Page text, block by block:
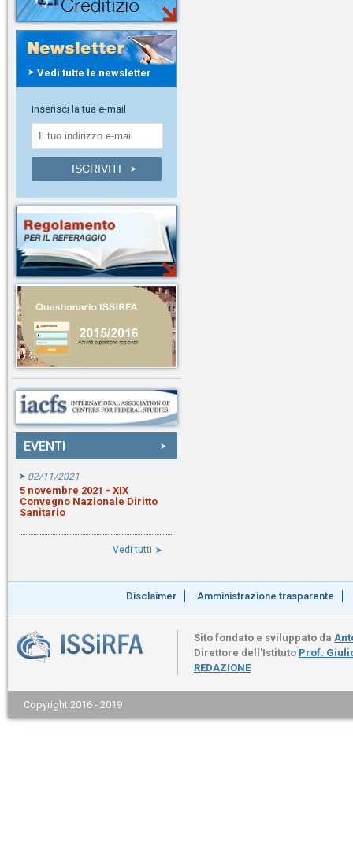
Vedi tutte le newsletter
Inserisci la tua e-mail
EVENTI
02/11/2021
5 novembre 2021 - XIX
Convegno Nazionale Diritto
Sanitario
Vedi tutti
Disclaimer Amministrazione trasparente
Sito fondato e sviluppato da
Direttore dell'Istituto Prof.
REDAZIONE
Copyright 2016 - 2019